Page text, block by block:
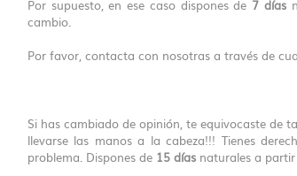
Por supuesto, en ese caso dispones de 7 días
cambio.
Por favor, contacta con nosotras a través de
Si has cambiado de opinión, te equivocaste de
llevarse las manos a la cabeza!!! Tienes
problema. Dispones de 15 días naturales a